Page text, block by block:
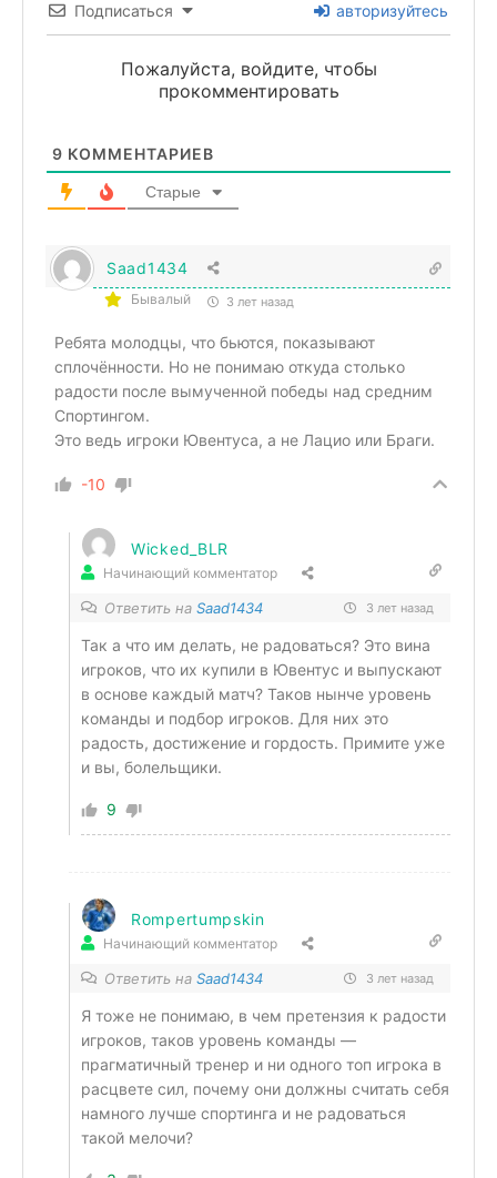
Подписаться авторизуйтесь
Пожалуйста, войдите, чтобы
прокомментировать
9 КОММЕНТАРИЕВ
Старые
Saad1434
Бывалый 3 лет назад
Ребята молодцы, что бьются, показывают
сплочённости. Но не понимаю откуда столько
радости после вымученной победы над средним
Спортингом.
Это ведь игроки Ювентуса, а не Лацио или Браги.
-10
Wicked_BLR
Начинающий комментатор
Ответить на Saad1434 3 лет назад
Так а что им делать, не радоваться? Это вина
игроков, что их купили в Ювентус и выпускают
в основе каждый матч? Таков нынче уровень
команды и подбор игроков. Для них это
радость, достижение и гордость. Примите уже
и вы, болельщики.
9
Rompertumpskin
Начинающий комментатор
Ответить на Saad1434 3 лет назад
Я тоже не понимаю, в чем претензия к радости
игроков, таков уровень команды —
прагматичный тренер и ни одного топ игрока в
расцвете сил, почему они должны считать себя
намного лучше спортинга и не радоваться
такой мелочи?